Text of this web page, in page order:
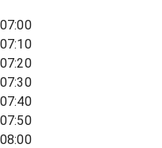
07:00
07:10
07:20
07:30
07:40
07:50
08:00